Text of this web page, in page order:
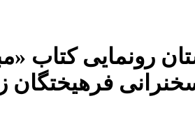
رونمایی کتاب
فرهیختگان